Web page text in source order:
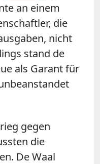
an einem
die
nicht
stand de
als Garant für
gegen
die
De Waal